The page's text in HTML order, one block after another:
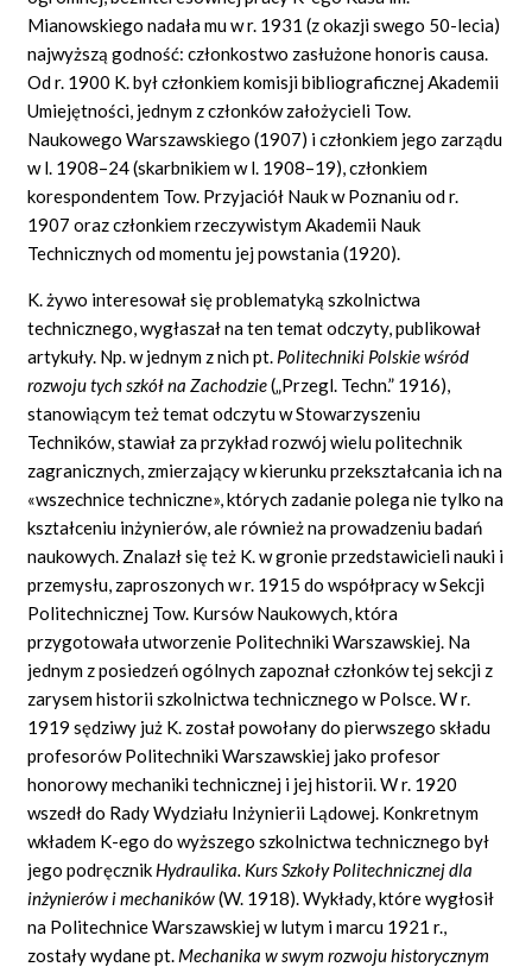
Mianowskiego nadała mu w r. 1931 (z okazji swego 50-lecia)
najwyższą godność: członkostwo zasłużone honoris causa.
Od r. 1900 K. był członkiem komisji bibliograficznej Akademii
Umiejętności, jednym z członków założycieli Tow.
Naukowego Warszawskiego (1907) i członkiem jego zarządu
w l. 1908–24 (skarbnikiem w l. 1908–19), członkiem
korespondentem Tow. Przyjaciół Nauk w Poznaniu od r.
1907 oraz członkiem rzeczywistym Akademii Nauk
Technicznych od momentu jej powstania (1920).
K. żywo interesował się problematyką szkolnictwa
technicznego, wygłaszał na ten temat odczyty, publikował
artykuły. Np. w jednym z nich pt. Politechniki Polskie wśród
rozwoju tych szkół na Zachodzie(„Przegl. Techn.” 1916),
stanowiącym też temat odczytu w Stowarzyszeniu
Techników, stawiał za przykład rozwój wielu politechnik
zagranicznych, zmierzający w kierunku przekształcania ich na
«wszechnice techniczne», których zadanie polega nie tylko na
kształceniu inżynierów, ale również na prowadzeniu badań
naukowych. Znalazł się też K. w gronie przedstawicieli nauki i
przemysłu, zaproszonych w r. 1915 do współpracy w Sekcji
Politechnicznej Tow. Kursów Naukowych, która
przygotowała utworzenie Politechniki Warszawskiej. Na
jednym z posiedzeń ogólnych zapoznał członków tej sekcji z
zarysem historii szkolnictwa technicznego w Polsce. W r.
1919 sędziwy już K. został powołany do pierwszego składu
profesorów Politechniki Warszawskiej jako profesor
honorowy mechaniki technicznej i jej historii. W r. 1920
wszedł do Rady Wydziału Inżynierii Lądowej. Konkretnym
wkładem K-ego do wyższego szkolnictwa technicznego był
jego podręcznik Hydraulika. Kurs Szkoły Politechnicznej dla
inżynierów i mechaników(W. 1918). Wykłady, które wygłosił
na Politechnice Warszawskiej w lutym i marcu 1921 r.,
zostały wydane pt. Mechanika w swym rozwoju historycznym